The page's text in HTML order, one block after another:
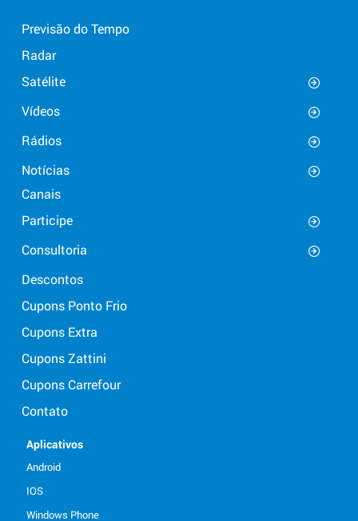
Previsão do Tempo
Radar
Satélite
Vídeos
Rádios
Notícias
Canais
Participe
Consultoria
Descontos
Cupons Ponto Frio
Cupons Extra
Cupons Zattini
Cupons Carrefour
Contato
Aplicativos
Android
IOS
Windows Phone